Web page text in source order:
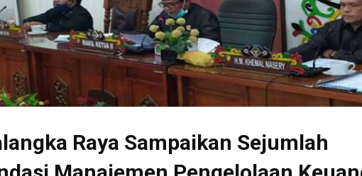
Raya Sampaikan Sejumlah